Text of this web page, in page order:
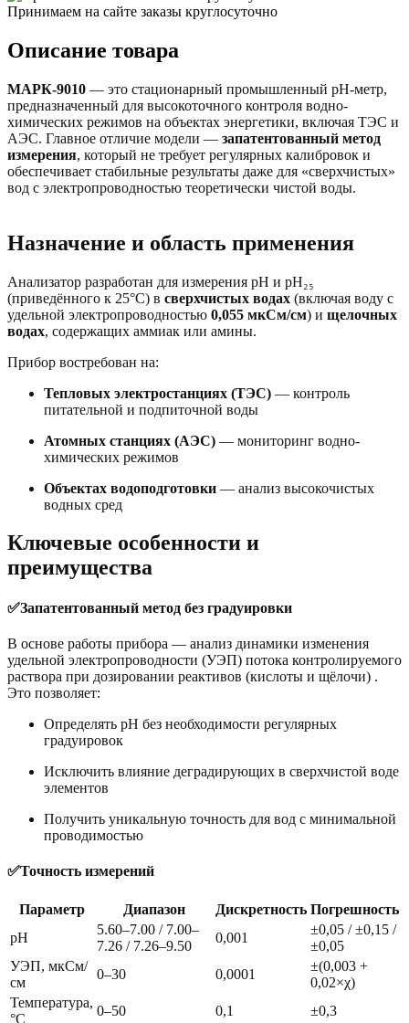
Принимаем на сайте заказы круглосуточно
Описание товара
МАРК-9010 — это стационарный промышленный pH-метр,
предназначенный для высокоточного контроля водно-
химических режимов на объектах энергетики, включая ТЭС и
АЭС. Главное отличие модели — запатентованный метод
измерения, который не требует регулярных калибровок и
обеспечивает стабильные результаты даже для «сверхчистых»
вод с электропроводностью теоретически чистой воды.
Назначение и область применения
Анализатор разработан для измерения pH и pH₂₅
(приведённого к 25°C) в сверхчистых водах (включая воду с
удельной электропроводностью 0,055 мкСм/см) и щелочных
водах, содержащих аммиак или амины.
Прибор востребован на:
Тепловых электростанциях (ТЭС) — контроль
питательной и подпиточной воды
Атомных станциях (АЭС) — мониторинг водно-
химических режимов
Объектах водоподготовки — анализ высокочистых
водных сред
Ключевые особенности и
преимущества
✅Запатентованный метод без градуировки
В основе работы прибора — анализ динамики изменения
удельной электропроводности (УЭП) потока контролируемого
раствора при дозировании реактивов (кислоты и щёлочи) .
Это позволяет:
Определять pH без необходимости регулярных
градуировок
Исключить влияние деградирующих в сверхчистой воде
элементов
Получить уникальную точность для вод с минимальной
проводимостью
✅Точность измерений
Параметр Диапазон Дискретность Погрешность
pH
5.60–7.00 / 7.00–
7.26 / 7.26–9.50
0,001
±0,05 / ±0,15 /
±0,05
УЭП, мкСм/
см
0–30 0,0001
±(0,003 +
0,02×χ)
Температура,
°C
0–50 0,1 ±0,3